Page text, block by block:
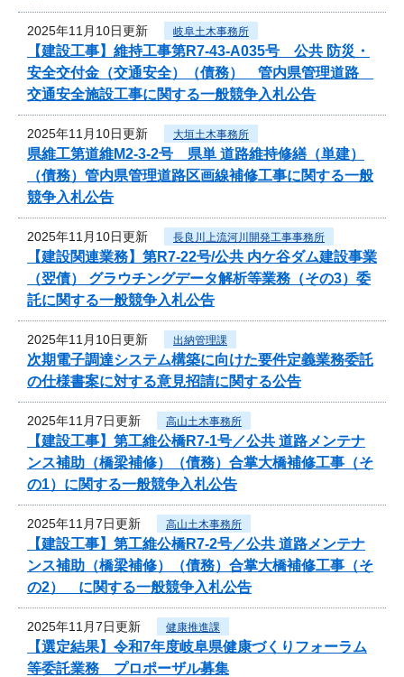
2025年11月10日更新 岐阜土木事務所
【建設工事】維持工事第R7-43-A035号 公共 防災・
安全交付金（交通安全）（債務） 管内県管理道路
交通安全施設工事に関する一般競争入札公告
2025年11月10日更新 大垣土木事務所
県維工第道維M2-3-2号 県単 道路維持修繕（単建）
（債務）管内県管理道路区画線補修工事に関する一般
競争入札公告
2025年11月10日更新 長良川上流河川開発工事事務所
【建設関連業務】第R7-22号/公共 内ケ谷ダム建設事業
（翌債） グラウチングデータ解析等業務（その3）委
託に関する一般競争入札公告
2025年11月10日更新 出納管理課
次期電子調達システム構築に向けた要件定義業務委託
の仕様書案に対する意見招請に関する公告
2025年11月7日更新 高山土木事務所
【建設工事】第工維公橋R7-1号／公共 道路メンテナ
ンス補助（橋梁補修）（債務）合掌大橋補修工事（そ
の1）に関する一般競争入札公告
2025年11月7日更新 高山土木事務所
【建設工事】第工維公橋R7-2号／公共 道路メンテナ
ンス補助（橋梁補修）（債務）合掌大橋補修工事（そ
の2） に関する一般競争入札公告
2025年11月7日更新 健康推進課
【選定結果】令和7年度岐阜県健康づくりフォーラム
等委託業務 プロポーザル募集